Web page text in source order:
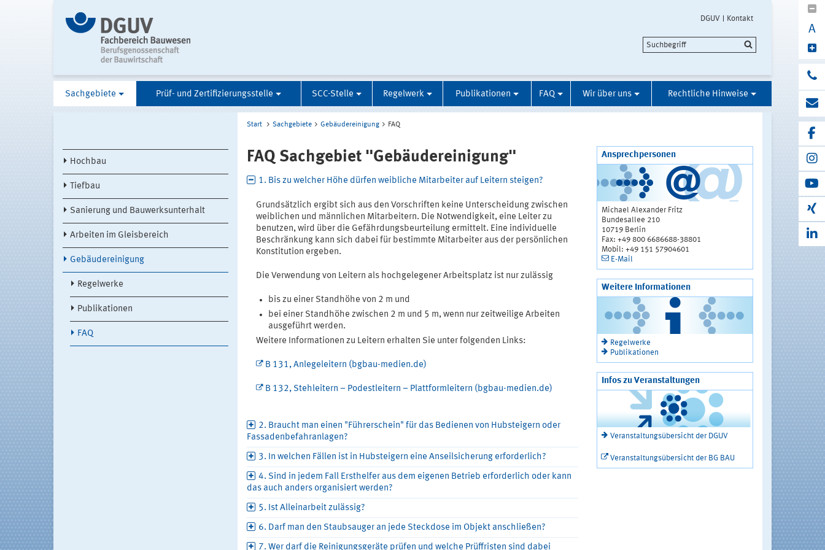
DGUV Kontakt
A
Sachgebiete Prüf- und Zertifizierungsstelle SCC-Stelle Regelwerk Publikationen FAQ Wir über uns Rechtliche Hinweise
Hochbau
Tiefbau
Sanierung und Bauwerksunterhalt
Arbeiten im Gleisbereich
Gebäudereinigung
Regelwerke
Publikationen
FAQ
Start Sachgebiete Gebäudereinigung FAQ
FAQ Sachgebiet "Gebäudereinigung"
1. Bis zu welcher Höhe dürfen weibliche Mitarbeiter auf Leitern steigen?
Grundsätzlich ergibt sich aus den Vorschriften keine Unterscheidung zwischen
weiblichen und männlichen Mitarbeitern. Die Notwendigkeit, eine Leiter zu
benutzen, wird über die Gefährdungsbeurteilung ermittelt. Eine individuelle
Beschränkung kann sich dabei für bestimmte Mitarbeiter aus der persönlichen
Konstitution ergeben.
Die Verwendung von Leitern als hochgelegener Arbeitsplatz ist nur zulässig
bis zu einer Standhöhe von 2 m und
bei einer Standhöhe zwischen 2 m und 5 m, wenn nur zeitweilige Arbeiten
ausgeführt werden.
Weitere Informationen zu Leitern erhalten Sie unter folgenden Links:
B 131, Anlegeleitern (bgbau-medien.de)
B 132, Stehleitern – Podestleitern – Plattformleitern (bgbau-medien.de)
2. Braucht man einen "Führerschein" für das Bedienen von Hubsteigern oder
Fassadenbefahranlagen?
3. In welchen Fällen ist in Hubsteigern eine Anseilsicherung erforderlich?
4. Sind in jedem Fall Ersthelfer aus dem eigenen Betrieb erforderlich oder kann
das auch anders organisiert werden?
5. Ist Alleinarbeit zulässig?
6. Darf man den Staubsauger an jede Steckdose im Objekt anschließen?
7. Wer darf die Reinigungsgeräte prüfen und welche Prüffristen sind dabei
Ansprechpersonen
Michael Alexander Fritz
Bundesallee 210
10719 Berlin
Fax: +49 800 6686688-38801
Mobil: +49 151 57904601
E-Mail
Weitere Informationen
Regelwerke
Publikationen
Infos zu Veranstaltungen
Veranstaltungsübersicht der DGUV
Veranstaltungsübersicht der BG BAU